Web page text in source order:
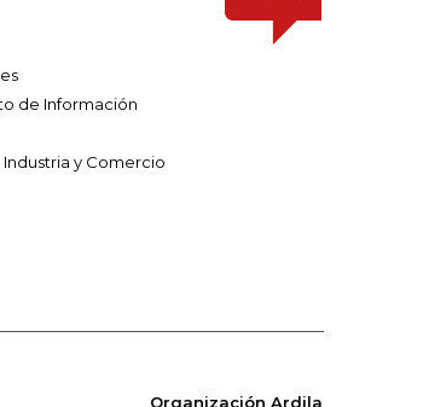
de Información
y Comercio
Organización Ardila